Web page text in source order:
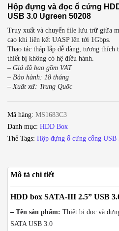
Hộp đựng và đọc ổ cứng
USB 3.0 Ugreen 50208
Truy xuất và chuyển file lưu trữ giữa
cao khi liên kết UASP lên tới 1Gbps.
Thao tác tháp lắp dễ dàng, tương thích
thiết bị không có hệ điều hành.
– Giá đã bao gồm VAT
– Bảo hành: 18 tháng
– Xuất xứ: Trung Quốc
Mã hàng: MS1683C3
Danh mục: HDD Box
Thẻ Tags: Hộp đựng ổ cứng cổng USB
Mô tả chi tiết
HDD box SATA-III 2.5” USB
– Tên sản phẩm: Thiết bị đọc và
SATA USB 3.0